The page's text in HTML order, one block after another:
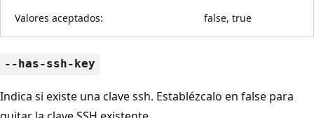
Valores aceptados: false, true
--has-ssh-key
Indica si existe una clave ssh. Establézcalo en false para